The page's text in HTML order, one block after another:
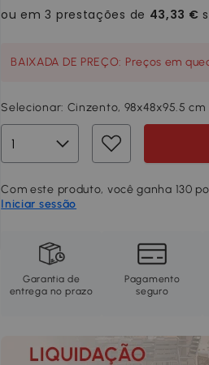
BAIXADA DE PREÇO: Preços em
Selecionar: Cinzento, 98x48x95.5 cm
Com este produto, você ganha 130
Iniciar sessão
Garantia de
entrega no prazo
Pagamento
seguro